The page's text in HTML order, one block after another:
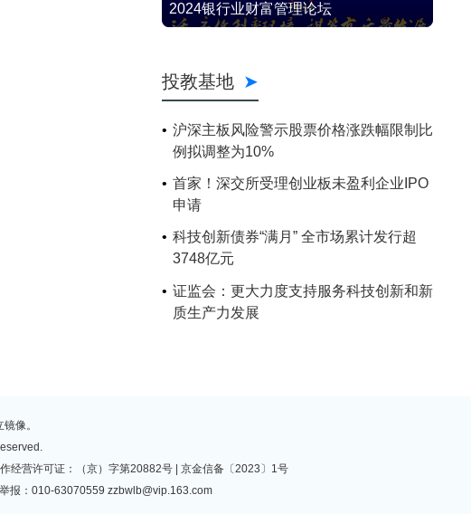
2024银行业财富管理论坛
投教基地
沪深主板风险警示股票价格涨跌幅限制比
例拟调整为10%
首家！深交所受理创业板未盈利企业IPO
申请
科技创新债券“满月” 全市场累计发行超
3748亿元
证监会：更大力度支持服务科技创新和新
质生产力发展
像。
经营许可证：（京）字第20882号 | 京金信备〔2023〕1号
报：010-63070559 zzbwlb@vip.163.com